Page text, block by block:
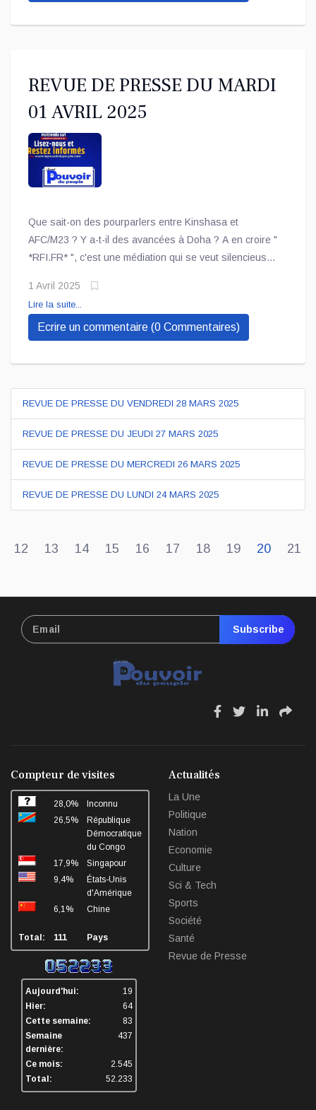
REVUE DE PRESSE DU MARDI
01 AVRIL 2025
Que sait-on des pourparlers entre Kinshasa et
AFC/M23 ? Y a-t-il des avancées à Doha ? A en croire "
*RFI.FR* ", c'est une médiation qui se veut silencieuse,
pourparlers entre les délégations de Kinshasa et de
l’AFC/M23, tient à garder le contrôle sur la
communication.
1 Avril 2025
Lire la suite...
Ecrire un commentaire (0 Commentaires)
REVUE DE PRESSE DU VENDREDI 28 MARS 2025
REVUE DE PRESSE DU JEUDI 27 MARS 2025
REVUE DE PRESSE DU MERCREDI 26 MARS 2025
REVUE DE PRESSE DU LUNDI 24 MARS 2025
12 13 14 15 16 17 18 19 20 21
Subscribe
fa
fa
fa
fa
Compteur de visites
28,0%
Inconnu
26,5%
République
Démocratique
du Congo
17,9%
Singapour
9,4%
États-Unis
d'Amérique
6,1%
Chine
Total: 111 Pays
Aujourd'hui:
19
Hier:
64
Cette semaine:
83
Semaine
dernière:
437
Ce mois:
2.545
Total:
52.233
Actualités
La Une
Politique
Nation
Economie
Culture
Sci & Tech
Sports
Société
Santé
Revue de Presse